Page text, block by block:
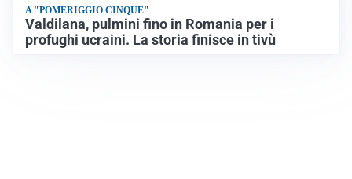
A "POMERIGGIO CINQUE"
Valdilana, pulmini fino in Romania per i
profughi ucraini. La storia finisce in tivù